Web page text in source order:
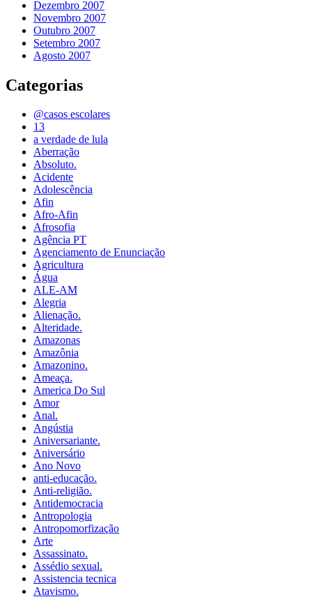
Dezembro 2007
Novembro 2007
Outubro 2007
Setembro 2007
Agosto 2007
Categorias
@casos escolares
13
a verdade de lula
Aberração
Absoluto.
Acidente
Adolescência
Afin
Afro-Afin
Afrosofia
Agência PT
Agenciamento de Enunciação
Agricultura
Água
ALE-AM
Alegria
Alienação.
Alteridade.
Amazonas
Amazônia
Amazonino.
Ameaça.
America Do Sul
Amor
Anal.
Angústia
Aniversariante.
Aniversário
Ano Novo
anti-educação.
Anti-religião.
Antidemocracia
Antropologia
Antropomorfização
Arte
Assassinato.
Assédio sexual.
Assistencia tecnica
Atavismo.